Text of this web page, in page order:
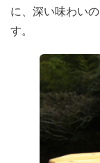
に、深い味わい
す。